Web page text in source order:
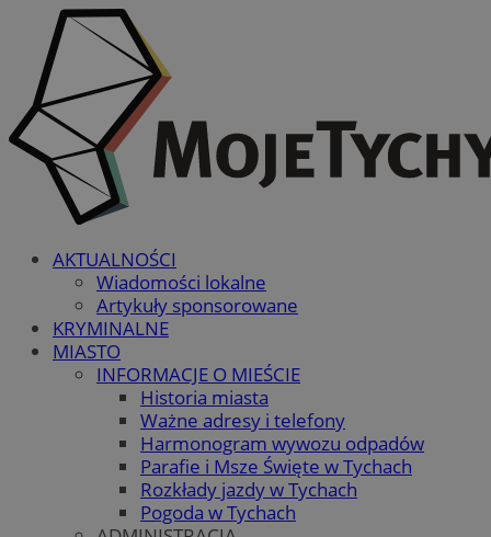
AKTUALNOŚCI
Wiadomości lokalne
Artykuły sponsorowane
KRYMINALNE
MIASTO
INFORMACJE O MIEŚCIE
Historia miasta
Ważne adresy i telefony
Harmonogram wywozu odpadów
Parafie i Msze Święte w Tychach
Rozkłady jazdy w Tychach
Pogoda w Tychach